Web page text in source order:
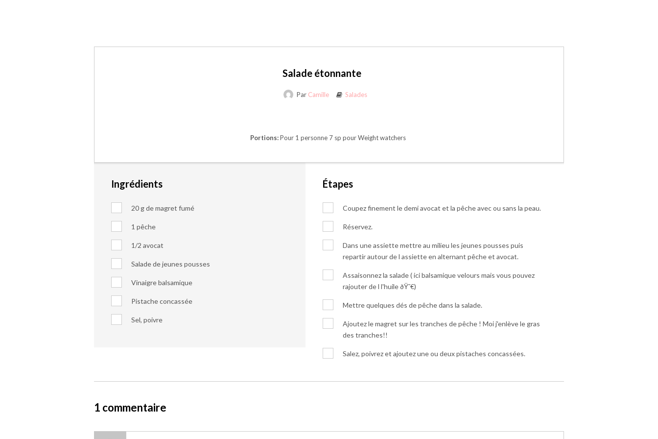
Salade étonnante
Par Camille Salades
Portions:Pour 1 personne 7 sp pour Weight watchers
Ingrédients
20 g de magret fumé
1 pêche
1/2 avocat
Salade de jeunes pousses
Vinaigre balsamique
Pistache concassée
Sel, poivre
Étapes
Coupez finement le demi avocat et la pêche avec ou sans la peau.
Réservez.
Dans une assiette mettre au milieu les jeunes pousses puis
repartir autour de l assiette en alternant pêche et avocat.
Assaisonnez la salade ( ici balsamique velours mais vous pouvez
rajouter de l l'huile ðŸ˜€)
Mettre quelques dés de pêche dans la salade.
Ajoutez le magret sur les tranches de pêche ! Moi j'enlève le gras
des tranches!!
Salez, poivrez et ajoutez une ou deux pistaches concassées.
1 commentaire